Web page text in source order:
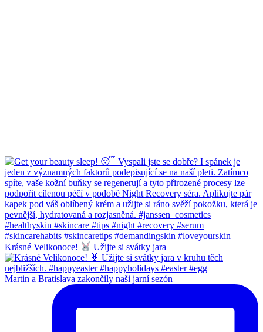
Krásné Velikonoce! Užijte si svátky jara
Martin a Bratislava zakončily naši jarní sezón